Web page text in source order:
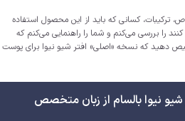
ترکیبات، کسانی که باید از این محصول استفاده
را بررسی می‌کنم و شما را راهنمایی می‌کنم که
دهید که نسخه «اصلی» افتر شیو نیوا برای پوست
نیوا بالسام از زبان متخصص